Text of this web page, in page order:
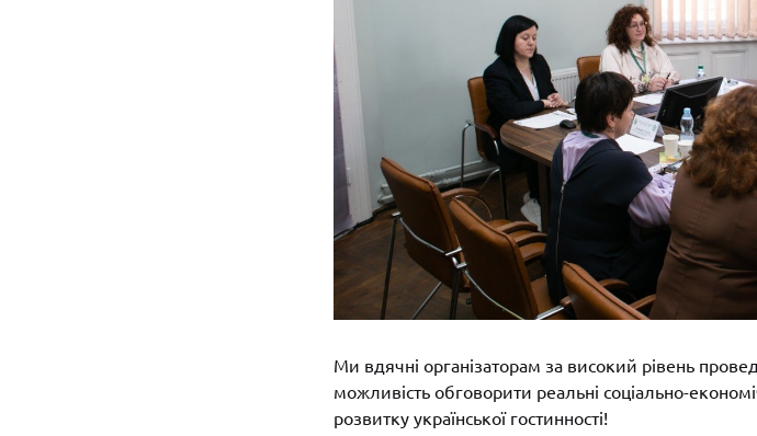
Ми вдячні організаторам за високий рівень
можливість обговорити реальні соціально-
розвитку української гостинності!